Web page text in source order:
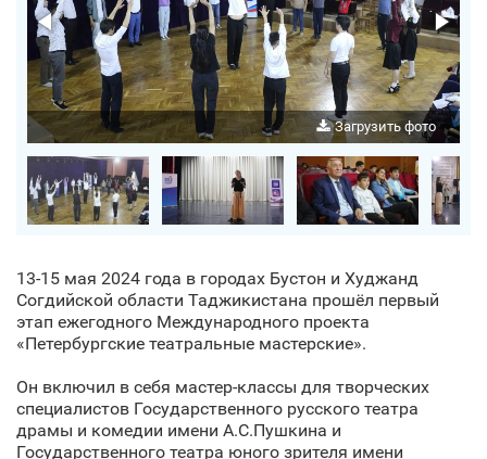
Загрузить фото
13-15 мая 2024 года в городах Бустон и Худжанд
Согдийской области Таджикистана прошёл первый
этап ежегодного Международного проекта
«Петербургские театральные мастерские».
Он включил в себя мастер-классы для творческих
специалистов Государственного русского театра
драмы и комедии имени А.С.Пушкина и
Государственного театра юного зрителя имени